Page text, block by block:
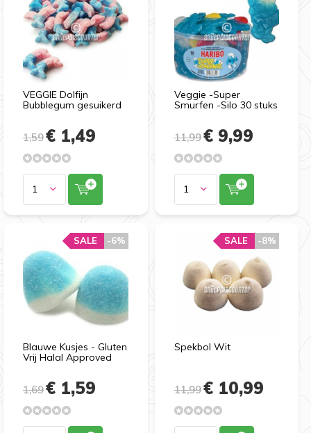
VEGGIE Dolfijn
Bubblegum gesuikerd
1,59€ 1,49
Veggie -Super
Smurfen -Silo 30 stuks
11,99€ 9,99
Blauwe Kusjes - Gluten
Vrij Halal Approved
-6%
SALE
1,69€ 1,59
Spekbol Wit
-8%
SALE
11,99€ 10,99